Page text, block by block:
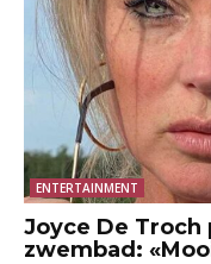
ENTERTAINMENT
Joyce De
zwembad: